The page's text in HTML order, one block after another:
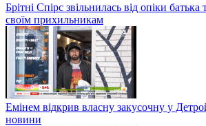
Брітні Спірс звільнилась від опіки
своїм прихильникам
Емінем відкрив власну закусочну у
новини